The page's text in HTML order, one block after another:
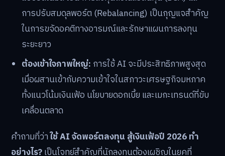
การปรับสมดุลพอร์ต (Rebalancing) เป็นกุญแจสำคัญ
ในการขจัดอคติทางอารมณ์และรักษาแผนการลงทุน
ระยะยาว
ต้องเข้าใจภาพใหญ่: การใช้ AI จะมีประสิทธิภาพสูงสุด
เมื่อผสานเข้ากับความเข้าใจในสภาวะเศรษฐกิจมหภาค
ทั้งแนวโน้มเงินเฟ้อ นโยบายดอกเบี้ย และเมกะเทรนด์ที่ขับ
เคลื่อนตลาด
คำถามที่ว่าใช้ AI จัดพอร์ตลงทุน สู้เงินเฟ้อปี 2026 ทำ
อย่างไร?เป็นโจทย์สำคัญที่นักลงทุนต้องเผชิญในยุคที่